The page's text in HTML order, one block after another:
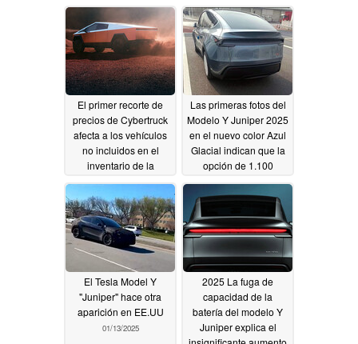
El primer recorte de
precios de Cybertruck
afecta a los vehículos
no incluidos en el
inventario de la
Fundación, ya que el
modelo más barato de
2025 aparece en la
lista de créditos
fiscales 01/16/2025
Las primeras fotos del
Modelo Y Juniper 2025
en el nuevo color Azul
Glacial indican que la
opción de 1.100
dólares no es una
pintura multicapa
El Tesla Model Y
"Juniper" hace otra
aparición en EE.UU
01/13/2025
2025 La fuga de
capacidad de la
batería del modelo Y
Juniper explica el